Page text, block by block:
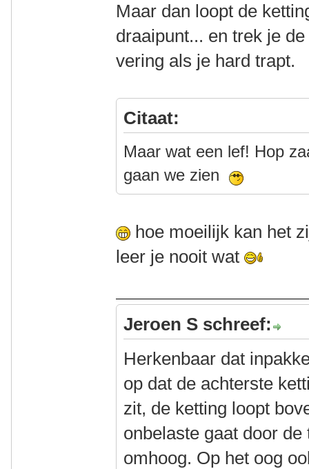
Maar dan loopt de
draaipunt... en trek je
vering als je hard trapt.
Citaat:
Maar wat een lef! Hop
gaan we zien
hoe moeilijk kan het
leer je nooit wat
Jeroen S schreef:
Herkenbaar dat
op dat de achterste
zit, de ketting loopt
onbelaste gaat door
omhoog. Op het oog